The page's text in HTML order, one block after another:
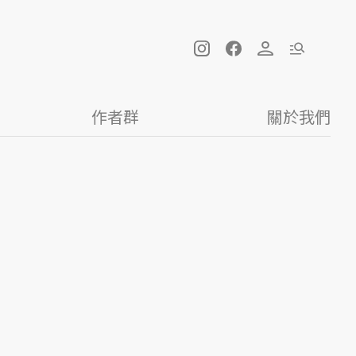
作者群 關於我們